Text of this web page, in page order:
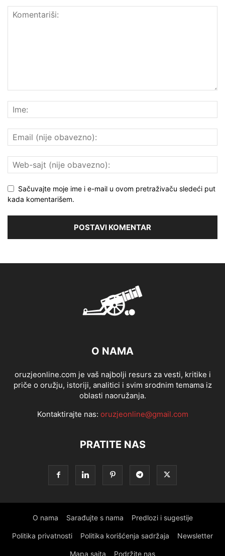
Sačuvajte moje ime i e-mail u ovom pretraživaču sledeći put
kada komentarišem.
O NAMA
oruzjeonline.com je vaš najbolji resurs za vesti, kritike i
priče o oružju, istoriji, analitici i svim srodnim temama iz
oblasti naoružanja.
Kontaktirajte nas: oruzjeonline@gmail.com
PRATITE NAS
O nama Sarađujte s nama Predlozi i sugestije
Politika privatnosti Politika korišćenja sadržaja Newsletter
Mapa sajta Podržite nas